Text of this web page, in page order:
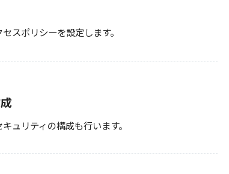
スポリシーを設定します。
ュリティの構成も行います。